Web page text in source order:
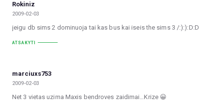
Rokiniz
2009-02-03
jeigu db sims 2 dominuoja tai kas bus kai iseis the sims 3 /:):):D:D
ATSAKYTI
marciuxs753
2009-02-03
Net 3 vietas uzima Maxis bendroves zaidimai…Krize 😀